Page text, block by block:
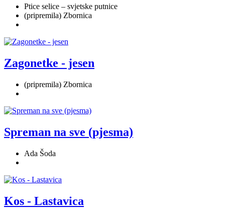
Ptice selice – svjetske putnice
(pripremila) Zbornica
Zagonetke - jesen
(pripremila) Zbornica
Spreman na sve (pjesma)
Ada Šoda
Kos - Lastavica